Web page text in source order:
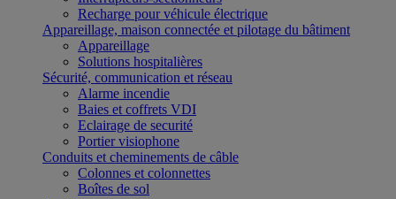
Recharge pour véhicule électrique
Appareillage, maison connectée et pilotage du bâtiment
Appareillage
Solutions hospitalières
Sécurité, communication et réseau
Alarme incendie
Baies et coffrets VDI
Eclairage de securité
Portier visiophone
Conduits et cheminements de câble
Colonnes et colonnettes
Boîtes de sol